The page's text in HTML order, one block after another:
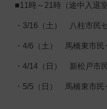
■11時～21時（途中入退
・3/16（土） 八柱市民
・4/6（土） 馬橋東市
・4/14（日） 新松戸市
・5/5（日） 馬橋東市